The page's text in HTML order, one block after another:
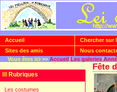
Accueil Chercher sur
Sites des amis
Nous
Vous êtes ici >> Accueil/Les galeries/
Rubriques
Les costumes
Fête